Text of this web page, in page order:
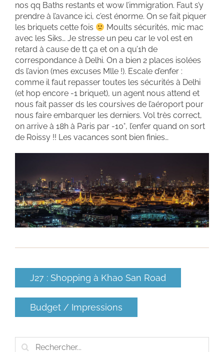
nos qq Baths restants et wow l’immigration. Faut s’y
prendre à l’avance ici, c’est énorme. On se fait piquer
les briquets cette fois
Moults sécurités, mic mac
avec les Siks… Je stresse un peu car le vol est en
retard à cause de tt ça et on a qu’1h de
correspondance à Delhi. On a bien 2 places isolées
ds l’avion (mes excuses Mlle !). Escale d’enfer :
comme il faut repasser toutes les sécurités à Delhi
(et hop encore -1 briquet), un agent nous attend et
nous fait passer ds les coursives de l’aéroport pour
nous faire embarquer les derniers. Vol très correct,
on arrive à 18h à Paris par -10°, l’enfer quand on sort
de Roissy !! Les vacances sont bien finies…
J27 : Shopping à Khao San Road
Budget / Impressions
Rechercher: